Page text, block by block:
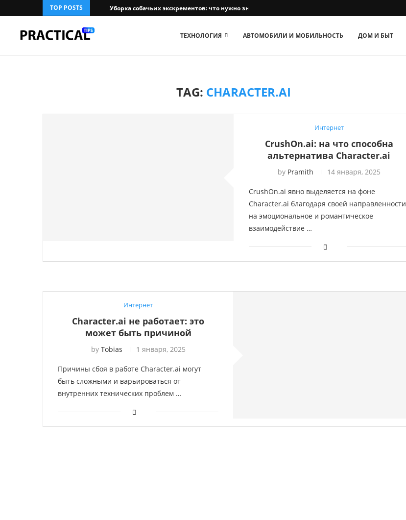
TOP POSTS Уборка собачьих экскрементов: что нужно знать владельцам собак
ТЕХНОЛОГИЯ АВТОМОБИЛИ И МОБИЛЬНОСТЬ ДОМ И БЫТ
TAG: CHARACTER.AI
Интернет
CrushOn.ai: на что способна
альтернатива Character.ai
by Pramith 14 января, 2025
CrushOn.ai явно выделяется на фоне
Character.ai благодаря своей направленности
на эмоциональное и романтическое
взаимодействие …
Интернет
Character.ai не работает: это
может быть причиной
by Tobias 1 января, 2025
Причины сбоя в работе Character.ai могут
быть сложными и варьироваться от
внутренних технических проблем …